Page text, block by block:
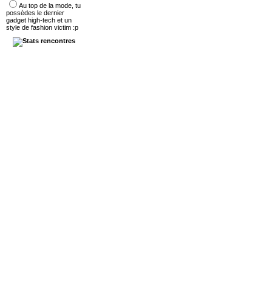
Au top de la mode, tu
possèdes le dernier
gadget high-tech et un
style de fashion victim :p